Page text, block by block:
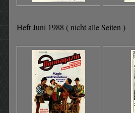
Heft Juni 1988 ( nicht alle Seiten )